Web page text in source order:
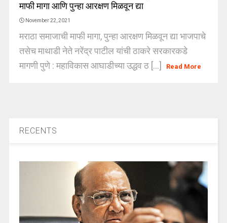
माफी मागा आणि पुन्हा आरक्षण मिळवून द्या
November 22, 2021
मराठा समाजाची माफी मागा, पुन्हा आरक्षण मिळवून द्या भाजपाचे
तसेच माथाडी नेते नरेंद्र पाटील यांची ठाकरे सरकारकडे
मागणी पुणे : महाविकास आघाडीच्या उद्धव ठ [...]
Read More
RECENTS